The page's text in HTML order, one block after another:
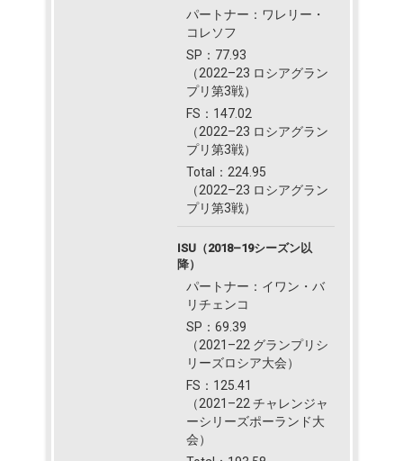
パートナー：ワレリー・
コレソフ
SP：77.93
（2022–23 ロシアグラン
プリ第3戦）
FS：147.02
（2022–23 ロシアグラン
プリ第3戦）
Total：224.95
（2022–23 ロシアグラン
プリ第3戦）
ISU（2018–19シーズン以
降）
パートナー：イワン・バ
リチェンコ
SP：69.39
（2021–22 グランプリシ
リーズロシア大会）
FS：125.41
（2021–22 チャレンジャ
ーシリーズポーランド大
会）